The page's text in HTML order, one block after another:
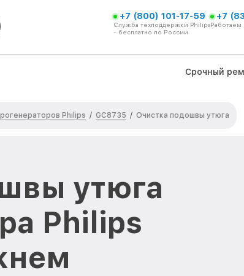
+7 (800) 101-17-59
Служба техподдержки Philips
- бесплатно по России
+7
Работаем
Срочный
Philips / GC8735 / Очистка подошвы утюга
утюга
Philips